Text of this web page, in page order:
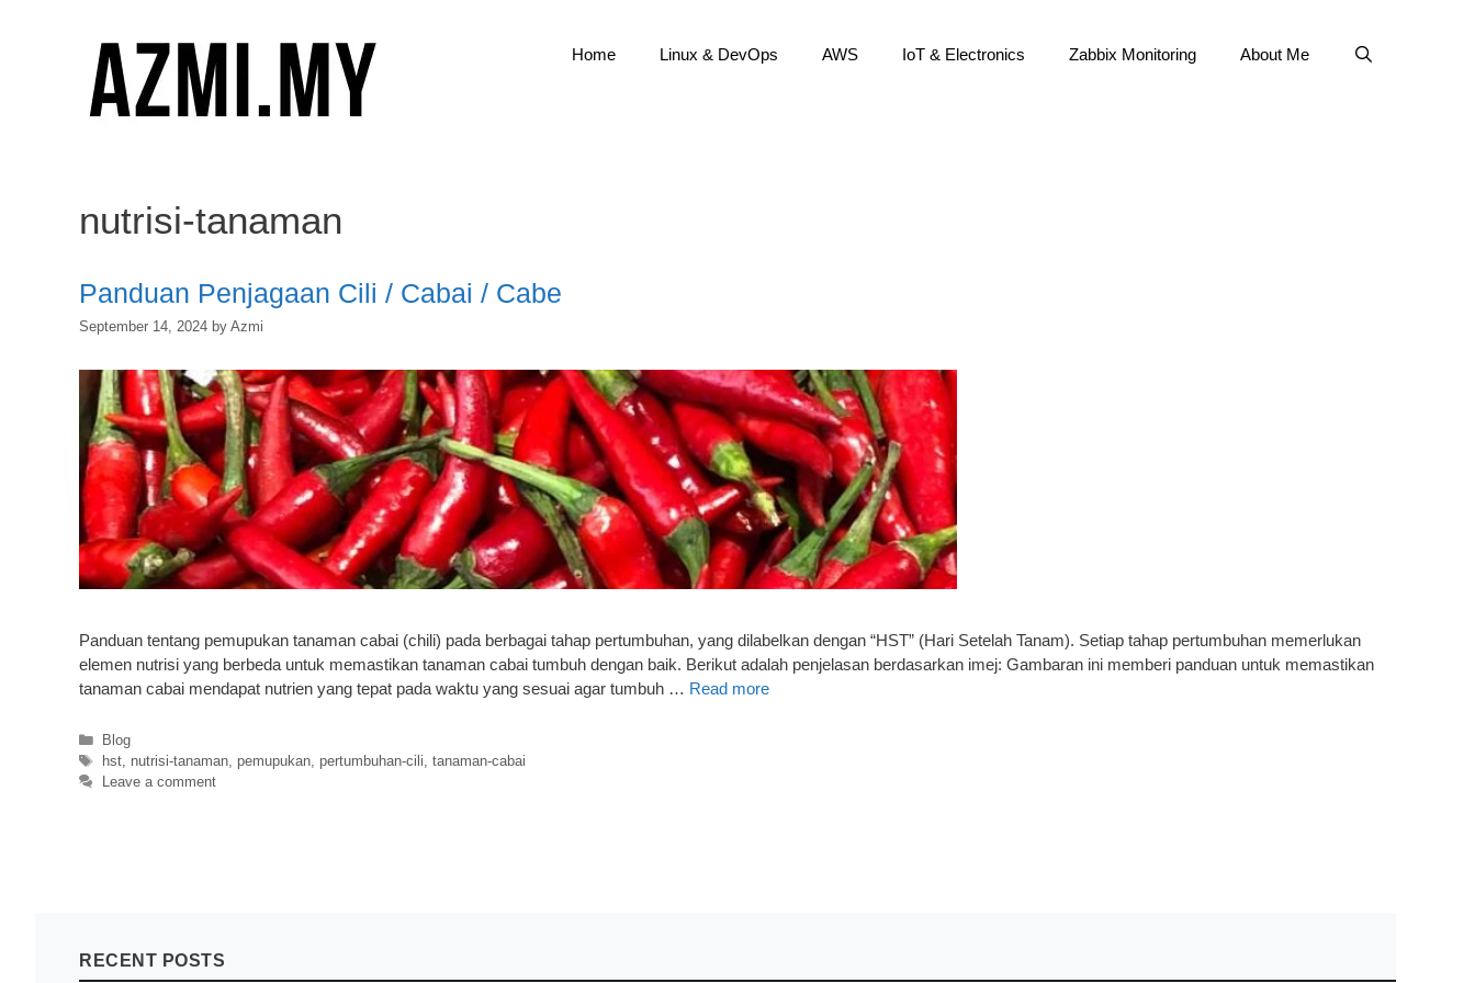
Home Linux & DevOps AWS IoT & Electronics Zabbix Monitoring About Me
nutrisi-tanaman
Panduan Penjagaan Cili / Cabai / Cabe
September 14, 2024 by Azmi
Panduan tentang pemupukan tanaman cabai (chili) pada berbagai tahap pertumbuhan, yang dilabelkan dengan “HST” (Hari Setelah Tanam). Setiap tahap pertumbuhan memerlukan
elemen nutrisi yang berbeda untuk memastikan tanaman cabai tumbuh dengan baik. Berikut adalah penjelasan berdasarkan imej: Gambaran ini memberi panduan untuk memastikan
tanaman cabai mendapat nutrien yang tepat pada waktu yang sesuai agar tumbuh … Read more
Categories
Blog
Tags
hst, nutrisi-tanaman, pemupukan, pertumbuhan-cili tanaman-cabai
Leave a comment
RECENT POSTS